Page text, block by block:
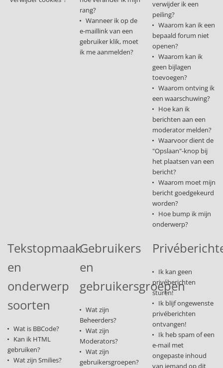
rang?
Wanneer ik op de
e-maillink van een
gebruiker klik, moet
ik me aanmelden?
verwijder ik een
peiling?
Waarom kan ik een
bepaald forum niet
openen?
Waarom kan ik
geen bijlagen
toevoegen?
Waarom ontving ik
een waarschuwing?
Hoe kan ik
berichten aan een
moderator melden?
Waarvoor dient de
"Opslaan"-knop bij
het plaatsen van een
bericht?
Waarom moet mijn
bericht goedgekeurd
worden?
Hoe bump ik mijn
onderwerp?
Tekstopmaak
en
onderwerp
soorten
Wat is BBCode?
Kan ik HTML
gebruiken?
Wat zijn Smilies?
Gebruikers
en
gebruikersgroepen
Wat zijn
Beheerders?
Wat zijn
Moderators?
Wat zijn
gebruikersgroepen?
Ik kan geen
privéberichten
sturen!
Ik blijf ongewenste
privéberichten
ontvangen!
Ik heb spam of een
e-mail met
ongepaste inhoud
van iemand op dit